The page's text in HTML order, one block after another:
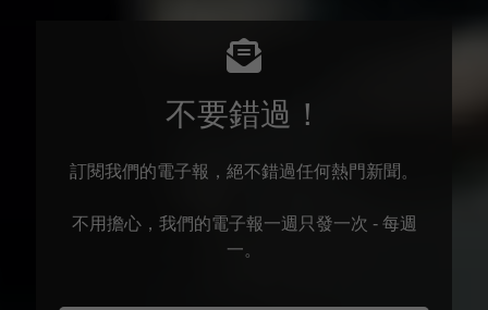
不要錯過！
訂閱我們的電子報，絕不錯過任何熱門新聞。
不用擔心，我們的電子報一週只發一次 - 每週
一。